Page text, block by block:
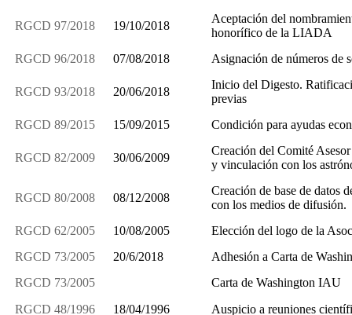
RGCD 97/2018 19/10/2018
Aceptación del
honorífico de la LIADA
RGCD 96/2018
07/08/2018 Asignación de números de
RGCD 93/2018 20/06/2018
Inicio del Digesto.
previas
RGCD 89/2015
15/09/2015 Condición para ayudas
RGCD 82/2009 30/06/2009
Creación del Comité
y vinculación con los
RGCD 80/2008 08/12/2008
Creación de base de datos
con los medios de difusión.
RGCD 62/2005
10/08/2005
Elección del logo de la
RGCD 73/2005
20/6/2018
Adhesión a Carta de
RGCD 73/2005
Carta de Washington IAU
RGCD 48/1996
18/04/1996
Auspicio a reuniones